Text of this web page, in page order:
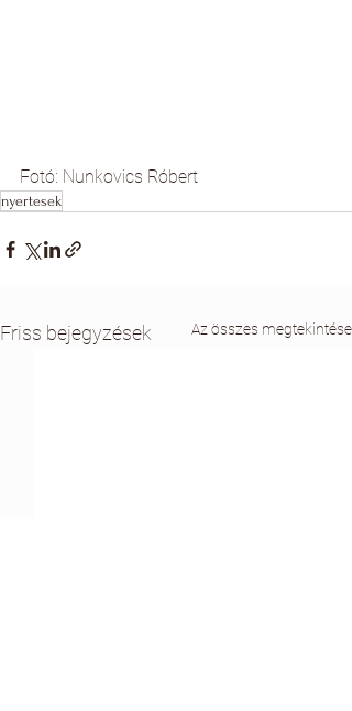
Fotó: Nunkovics Róbert
nyertesek
Friss bejegyzések Az összes megtekintése